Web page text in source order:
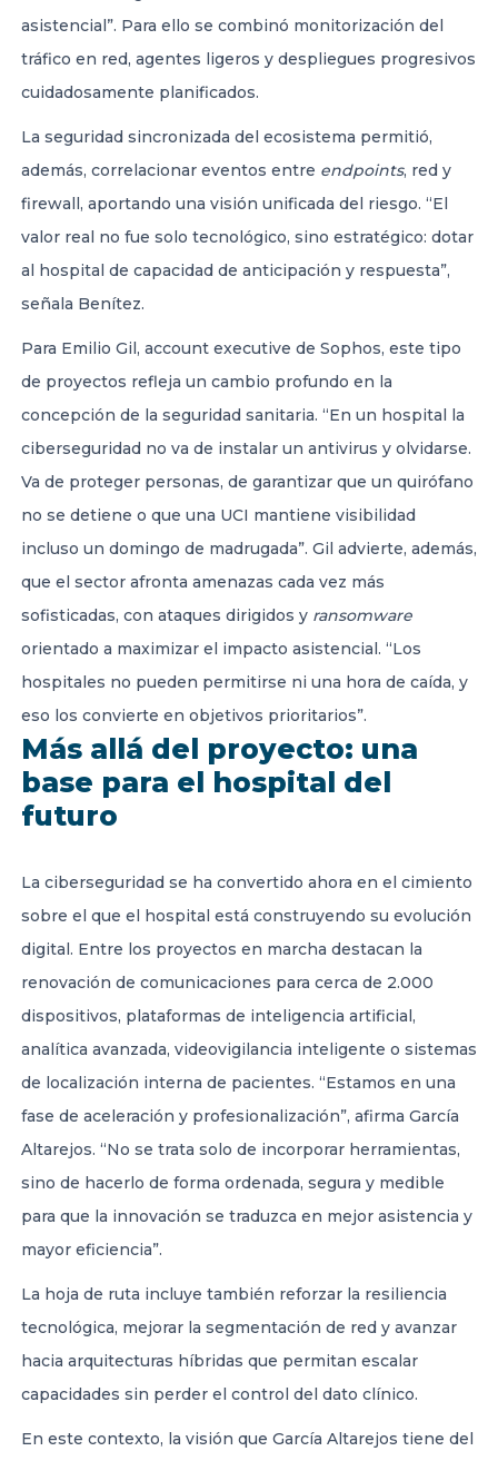
asistencial”. Para ello se combinó monitorización del
tráfico en red, agentes ligeros y despliegues progresivos
cuidadosamente planificados.
La seguridad sincronizada del ecosistema permitió,
además, correlacionar eventos entre endpoints, red y
firewall, aportando una visión unificada del riesgo. “El
valor real no fue solo tecnológico, sino estratégico: dotar
al hospital de capacidad de anticipación y respuesta”,
señala Benítez.
Para Emilio Gil, account executive de Sophos, este tipo
de proyectos refleja un cambio profundo en la
concepción de la seguridad sanitaria. “En un hospital la
ciberseguridad no va de instalar un antivirus y olvidarse.
Va de proteger personas, de garantizar que un quirófano
no se detiene o que una UCI mantiene visibilidad
incluso un domingo de madrugada”. Gil advierte, además,
que el sector afronta amenazas cada vez más
sofisticadas, con ataques dirigidos y ransomware
orientado a maximizar el impacto asistencial. “Los
hospitales no pueden permitirse ni una hora de caída, y
eso los convierte en objetivos prioritarios”.
Más allá del proyecto: una
base para el hospital del
futuro
La ciberseguridad se ha convertido ahora en el cimiento
sobre el que el hospital está construyendo su evolución
digital. Entre los proyectos en marcha destacan la
renovación de comunicaciones para cerca de 2.000
dispositivos, plataformas de inteligencia artificial,
analítica avanzada, videovigilancia inteligente o sistemas
de localización interna de pacientes. “Estamos en una
fase de aceleración y profesionalización”, afirma García
Altarejos. “No se trata solo de incorporar herramientas,
sino de hacerlo de forma ordenada, segura y medible
para que la innovación se traduzca en mejor asistencia y
mayor eficiencia”.
La hoja de ruta incluye también reforzar la resiliencia
tecnológica, mejorar la segmentación de red y avanzar
hacia arquitecturas híbridas que permitan escalar
capacidades sin perder el control del dato clínico.
En este contexto, la visión que García Altarejos tiene del